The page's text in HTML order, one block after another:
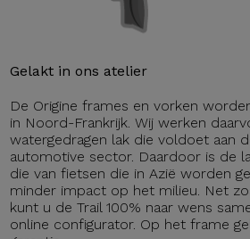
Gelakt in ons atelier
De Origine frames en vorken
in Noord-Frankrijk. Wij werken
watergedragen lak die voldoet aan
automotive sector. Daardoor is de
die van fietsen die in Azië worden
minder impact op het milieu. Net
kunt u de Trail 100% naar wens
online configurator. Op het frame